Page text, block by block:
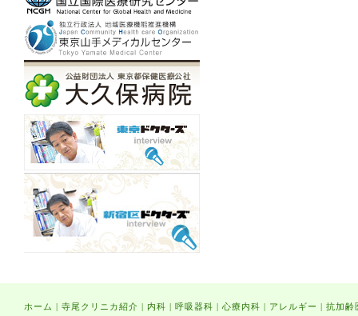
ホーム | 寺尾クリニカ紹介 | 内科 | 呼吸器科 | 心療内科 | アレルギー | 抗加齢